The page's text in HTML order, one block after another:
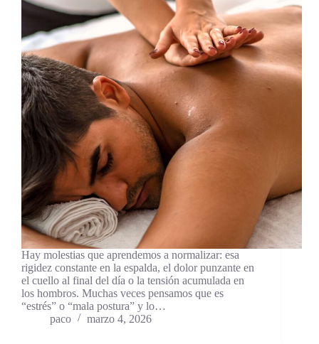
Hay molestias que aprendemos a normalizar: esa
rigidez constante en la espalda, el dolor punzante en
el cuello al final del día o la tensión acumulada en
los hombros. Muchas veces pensamos que es
“estrés” o “mala postura” y lo…
paco
marzo 4, 2026